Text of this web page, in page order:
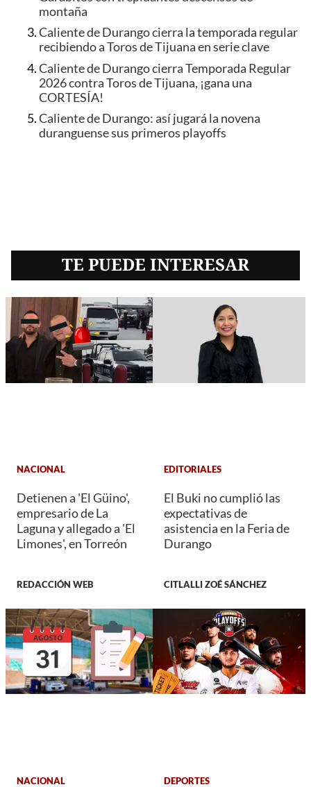
montaña
Caliente de Durango cierra la temporada regular
recibiendo a Toros de Tijuana en serie clave
Caliente de Durango cierra Temporada Regular
2026 contra Toros de Tijuana, ¡gana una
CORTESÍA!
Caliente de Durango: así jugará la novena
duranguense sus primeros playoffs
TE PUEDE INTERESAR
NACIONAL
Detienen a 'El Güino',
empresario de La
Laguna y allegado a 'El
Limones', en Torreón
REDACCIÓN WEB
EDITORIALES
El Buki no cumplió las
expectativas de
asistencia en la Feria de
Durango
CITLALLI ZOÉ SÁNCHEZ
NACIONAL DEPORTES